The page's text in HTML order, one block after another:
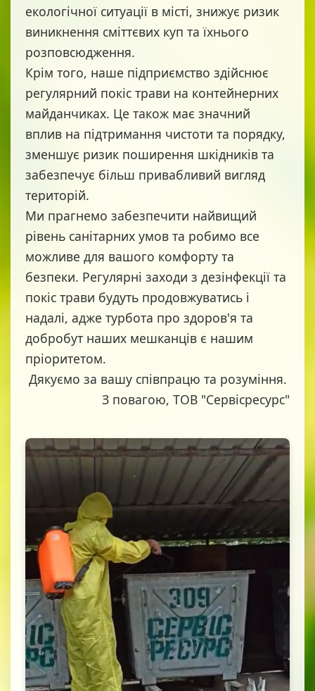
екологічної ситуації в місті, знижує ризик
виникнення сміттєвих куп та їхнього
розповсюдження.
Крім того, наше підприємство здійснює
регулярний покіс трави на контейнерних
майданчиках. Це також має значний
вплив на підтримання чистоти та порядку,
зменшує ризик поширення шкідників та
забезпечує більш привабливий вигляд
територій.
Ми прагнемо забезпечити найвищий
рівень санітарних умов та робимо все
можливе для вашого комфорту та
безпеки. Регулярні заходи з дезінфекції та
покіс трави будуть продовжуватись і
надалі, адже турбота про здоров'я та
добробут наших мешканців є нашим
пріоритетом.
Дякуємо за вашу співпрацю та розуміння.
З повагою, ТОВ "Сервісресурс"